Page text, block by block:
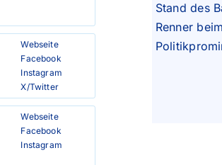
Webseite
Facebook
Instagram
X/Twitter
Webseite
Facebook
Instagram
Stand des
Renner